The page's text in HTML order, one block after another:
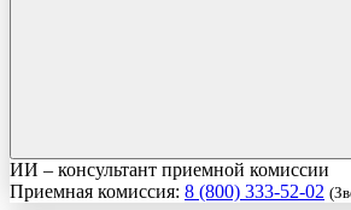
ИИ – консультант приемной комиссии
Приемная комиссия: 8 (800) 333-52-02